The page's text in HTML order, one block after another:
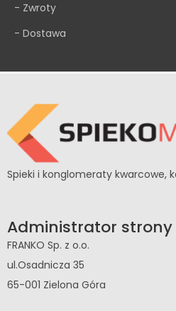
- Zwroty
- Dostawa
Spieki i konglomeraty kwarcowe,
Administrator strony
FRANKO Sp. z o.o.
ul.Osadnicza 35
65-001 Zielona Góra